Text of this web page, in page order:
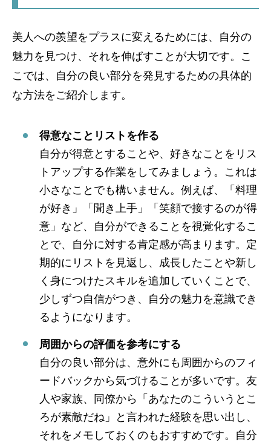
美人への羨望をプラスに変えるためには、自分の
魅力を見つけ、それを伸ばすことが大切です。こ
こでは、自分の良い部分を発見するための具体的
な方法をご紹介します。
得意なことリストを作る
自分が得意とすることや、好きなことをリス
トアップする作業をしてみましょう。これは
小さなことでも構いません。例えば、「料理
が好き」「聞き上手」「笑顔で接するのが得
意」など、自分ができることを視覚化するこ
とで、自分に対する肯定感が高まります。定
期的にリストを見返し、成長したことや新し
く身につけたスキルを追加していくことで、
少しずつ自信がつき、自分の魅力を意識でき
るようになります。
周囲からの評価を参考にする
自分の良い部分は、意外にも周囲からのフィ
ードバックから気づけることが多いです。友
人や家族、同僚から「あなたのこういうとこ
ろが素敵だね」と言われた経験を思い出し、
それをメモしておくのもおすすめです。自分